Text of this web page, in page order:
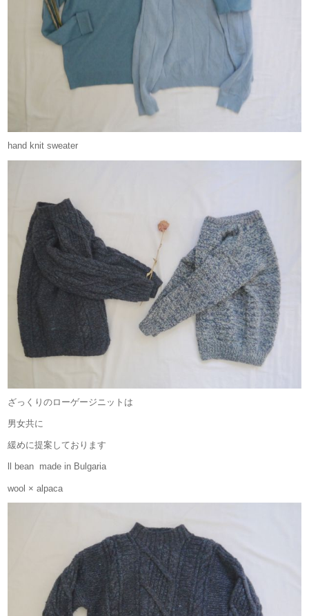
hand knit sweater
ざっくりのローゲージニットは
男女共に
緩めに提案しております
ll bean made in Bulgaria
wool × alpaca